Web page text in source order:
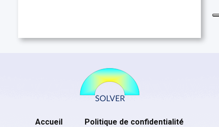
Accueil
Politique de confidentialité